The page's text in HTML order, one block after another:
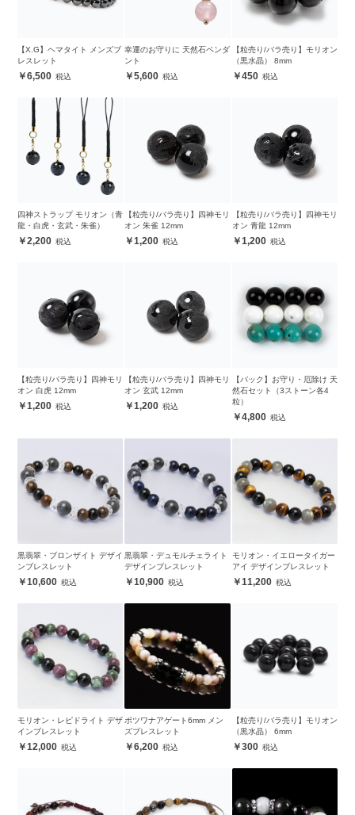
【X.G】ヘマタイト メンズブ
レスレット
6,500
幸運のお守りに 天然石ペンダ
ント
5,600
【粒売り/バラ売り】モリオン
（黒水晶） 8mm
450
四神ストラップ モリオン（青
龍・白虎・玄武・朱雀）
2,200
【粒売り/バラ売り】四神モリ
オン 朱雀 12mm
1,200
【粒売り/バラ売り】四神モリ
オン 青龍 12mm
1,200
【粒売り/バラ売り】四神モリ
オン 白虎 12mm
1,200
【粒売り/バラ売り】四神モリ
オン 玄武 12mm
1,200
【パック】お守り・厄除け 天
然石セット（3ストーン各4
粒）
4,800
黒翡翠・ブロンザイト デザイ
ンブレスレット
10,600
黒翡翠・デュモルチェライト
デザインブレスレット
10,900
モリオン・イエロータイガー
アイ デザインブレスレット
11,200
モリオン・レピドライト デザ
インブレスレット
12,000
ボツワナアゲート6mm メン
ズブレスレット
6,200
【粒売り/バラ売り】モリオン
（黒水晶） 6mm
300